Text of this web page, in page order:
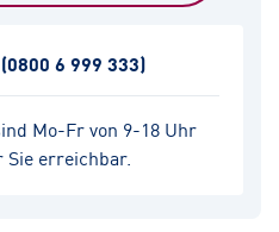
Mo-Fr von 9-18 Uhr
erreichbar.
(0800 6 999 333)